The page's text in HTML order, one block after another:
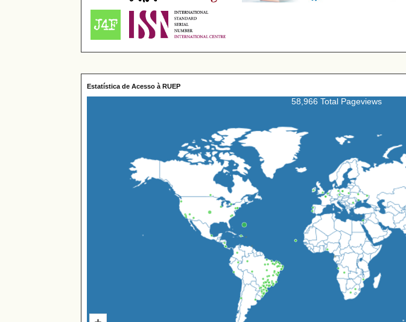
Estatística de Acesso à RUEP
58,966 Total Pageviews